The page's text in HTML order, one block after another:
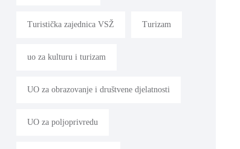
Turistička zajednica VSŽ Turizam
uo za kulturu i turizam
UO za obrazovanje i društvene djelatnosti
UO za poljoprivredu